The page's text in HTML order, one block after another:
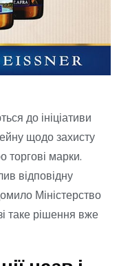
до ініціативи
щодо захисту
марки.
відповідну
Міністерство
таке рішення вже